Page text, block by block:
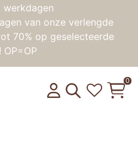
werkdagen
van onze verlengde
70% op geselecteerde
OP=OP
Toggle
0